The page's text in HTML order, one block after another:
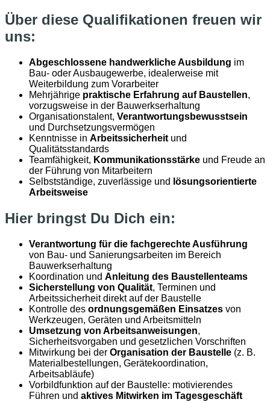
Über diese Qualifikationen freuen wir
uns:
Abgeschlossene handwerkliche Ausbildung im
Bau- oder Ausbaugewerbe, idealerweise mit
Weiterbildung zum Vorarbeiter
Mehrjährige praktische Erfahrung auf Baustellen,
vorzugsweise in der Bauwerkserhaltung
Organisationstalent, Verantwortungsbewusstsein
und Durchsetzungsvermögen
Kenntnisse in Arbeitssicherheit und
Qualitätsstandards
Teamfähigkeit, Kommunikationsstärke und Freude an
der Führung von Mitarbeitern
Selbstständige, zuverlässige und lösungsorientierte
Arbeitsweise
Hier bringst Du Dich ein:
Verantwortung für die fachgerechte Ausführung
von Bau- und Sanierungsarbeiten im Bereich
Bauwerkserhaltung
Koordination und Anleitung des Baustellenteams
Sicherstellung von Qualität, Terminen und
Arbeitssicherheit direkt auf der Baustelle
Kontrolle des ordnungsgemäßen Einsatzes von
Werkzeugen, Geräten und Arbeitsmitteln
Umsetzung von Arbeitsanweisungen,
Sicherheitsvorgaben und gesetzlichen Vorschriften
Mitwirkung bei der Organisation der Baustelle (z. B.
Materialbestellungen, Gerätekoordination,
Arbeitsabläufe)
Vorbildfunktion auf der Baustelle: motivierendes
Führen und aktives Mitwirken im Tagesgeschäft